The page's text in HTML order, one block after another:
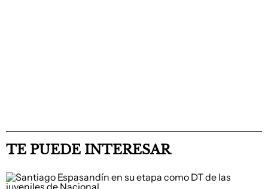
TE PUEDE INTERESAR